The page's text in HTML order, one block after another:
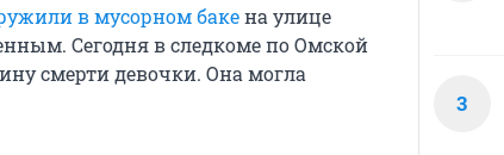
в мусорном бакена улице
Сегодня в следкоме по Омской
смерти девочки. Она могла
3